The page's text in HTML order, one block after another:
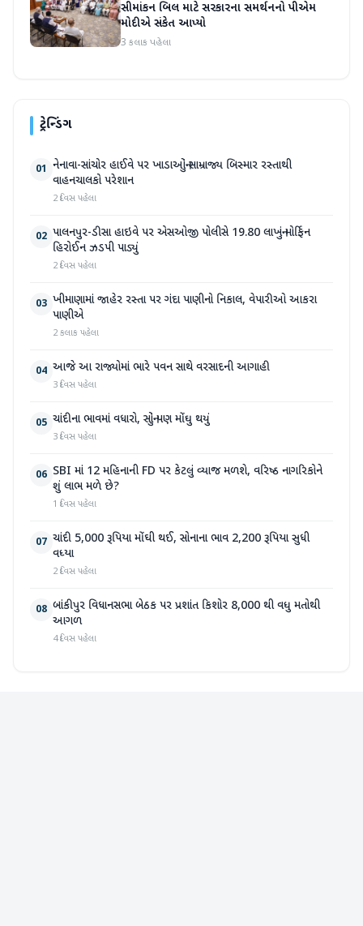
સીમાંકન બિલ માટે સરકારના સમર્થનનો પીએમ
મોદીએ સંકેત આપ્યો
3 કલાક પહેલા
ટ્રેન્ડિંગ
01 નેનાવા-સાંચોર હાઈવે પર ખાડાઓનું સામ્રાજ્ય બિસ્માર રસ્તાથી
વાહનચાલકો પરેશાન
2 દિવસ પહેલા
02 પાલનપુર-ડીસા હાઇવે પર એસઓજી પોલીસે 19.80 લાખનું મોર્ફિન
હિરોઈન ઝડપી પાડ્યું
2 દિવસ પહેલા
03 ખીમાણામાં જાહેર રસ્તા પર ગંદા પાણીનો નિકાલ, વેપારીઓ આકરા
પાણીએ
2 કલાક પહેલા
04 આજે આ રાજ્યોમાં ભારે પવન સાથે વરસાદની આગાહી
3 દિવસ પહેલા
05 ચાંદીના ભાવમાં વધારો, સોનું પણ મોંઘુ થયું
3 દિવસ પહેલા
06 SBI માં 12 મહિનાની FD પર કેટલું વ્યાજ મળશે, વરિષ્ઠ નાગરિકોને
શું લાભ મળે છે?
1 દિવસ પહેલા
07 ચાંદી 5,000 રૂપિયા મોંઘી થઈ, સોનાના ભાવ 2,200 રૂપિયા સુધી
વધ્યા
2 દિવસ પહેલા
08 બાંકીપુર વિધાનસભા બેઠક પર પ્રશાંત કિશોર 8,000 થી વધુ મતોથી
આગળ
4 દિવસ પહેલા